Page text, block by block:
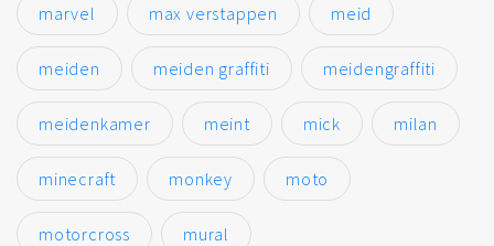
marvel max verstappen meid
meiden meiden graffiti meidengraffiti
meidenkamer meint mick milan
minecraft monkey moto
motorcross mural